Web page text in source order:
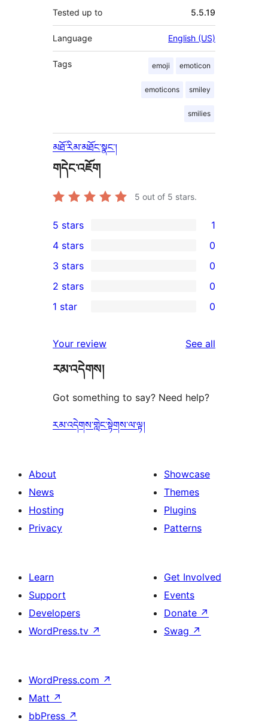
Tested up to 5.5.19
Language English (US)
Tags emoji emoticon
emoticons smiley
smilies
མཐོ་རིམ་མཐོང་སྣང་།
གདེང་འཇོག
5 out of 5 stars.
1
5-
star
review
5 stars 1
4-
star
reviews
4 stars 0
0
3-
star
3 stars 0
2-
reviews
2 stars 0
star
reviews
1 star 0
Your review See all
རམ་འདེགས།
Got something to say? Need help?
རམ་འདེགས་གླེང་སྟེགས་ལ་ལྟ།
About
News
Hosting
Privacy
Showcase
Themes
Plugins
Patterns
Learn
Support
Developers
WordPress.tv ↗
Get Involved
Events
Donate ↗
Swag ↗
WordPress.com ↗
Matt ↗
bbPress ↗